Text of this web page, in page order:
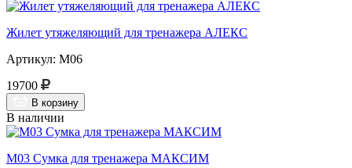
Жилет утяжеляющий для тренажера АЛЕКС
Артикул: М06
19700
В корзину
В наличии
М03 Сумка для тренажера МАКСИМ